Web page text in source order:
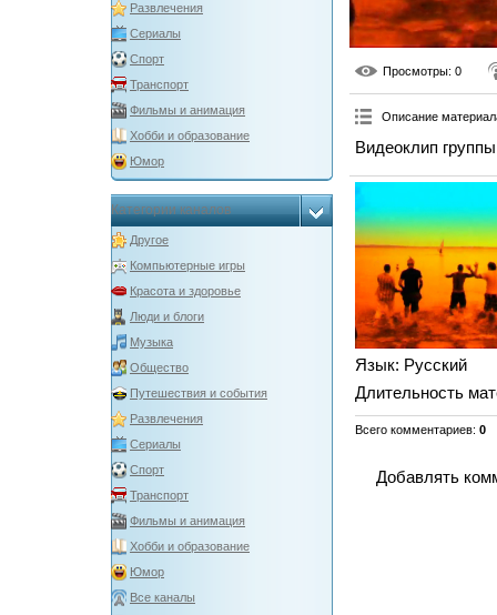
Развлечения
Сериалы
Спорт
Транспорт
Фильмы и анимация
Хобби и образование
Юмор
Категории каналов
Другое
Компьютерные игры
Красота и здоровье
Люди и блоги
Музыка
Общество
Путешествия и события
Развлечения
Сериалы
Спорт
Транспорт
Фильмы и анимация
Хобби и образование
Юмор
Все каналы
Просмотры: 0
Описание
Видеоклип
Язык: Русский
Длительность
Всего комментариев: 0
Добавлять